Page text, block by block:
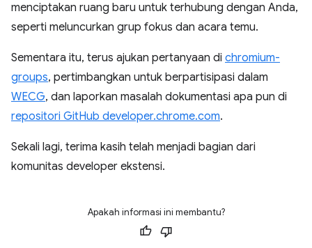
menciptakan ruang baru untuk terhubung dengan Anda,
seperti meluncurkan grup fokus dan acara temu.
Sementara itu, terus ajukan pertanyaan di chromium-
groups, pertimbangkan untuk berpartisipasi dalam
WECG, dan laporkan masalah dokumentasi apa pun di
repositori GitHub developer.chrome.com.
Sekali lagi, terima kasih telah menjadi bagian dari
komunitas developer ekstensi.
Apakah informasi ini membantu?